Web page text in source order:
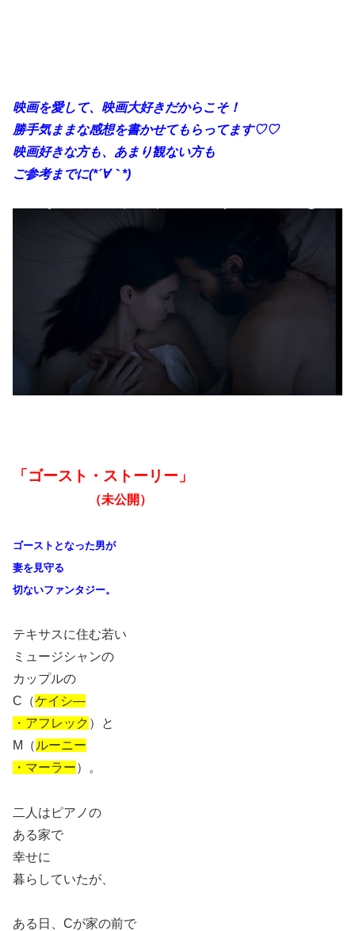
映画を愛して、映画大好きだからこそ！
勝手気ままな感想を書かせてもらってます♡♡
映画好きな方も、あまり観ない方も
ご参考までに(*´∀｀*)
「ゴースト・ストーリー」
（未公開）
ゴーストとなった男が
妻を見守る
切ないファンタジー。
テキサスに住む若い
ミュージシャンの
カップルの
C（ケイシ―
・アフレック ）と
M（ ルーニー
・マーラー）。
二人はピアノの
ある家で
幸せに
暮らしていたが、
ある日、Cが家の前で